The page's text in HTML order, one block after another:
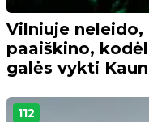
Vilniuje neleido,
paaiškino,
galės vykti
112